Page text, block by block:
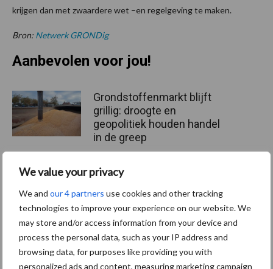
We value your privacy
We and our 4 partners use cookies and other tracking
technologies to improve your experience on our website. We
may store and/or access information from your device and
process the personal data, such as your IP address and
browsing data, for purposes like providing you with
personalized ads and content, measuring marketing campaign
krijgen dan met zwaardere wet –en regelgeving te maken.
Bron: Netwerk GRONDig
Aanbevolen voor jou!
Grondstoffenmarkt blijft
grillig: droogte en
geopolitiek houden handel
in de greep
De speenhuid: een vaak
onderschatte risicofactor
voor mastitis
ForFarmers ziet volume en